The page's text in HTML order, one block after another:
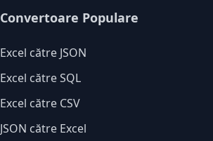
Convertoare Populare
Excel către JSON
Excel către SQL
Excel către CSV
JSON către Excel